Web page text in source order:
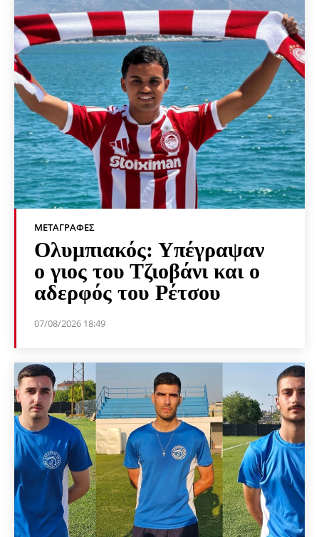
ΜΕΤΑΓΡΑΦΈΣ
Ολυμπιακός: Υπέγραψαν
ο γιος του Τζιοβάνι και ο
αδερφός του Ρέτσου
07/08/2026 18:49